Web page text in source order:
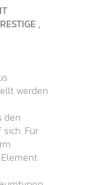
,
werden
den
Für